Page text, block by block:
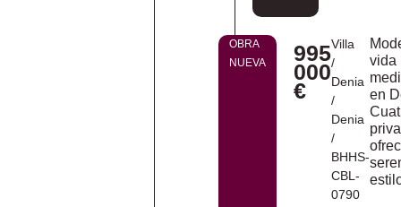
OBRA
NUEVA
995
000
€
Villa
/
Denia
/
Denia
/
BHHS-
CBL-
0790
vida
en